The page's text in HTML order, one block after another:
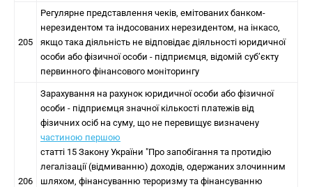
205
Регулярне представлення чеків, емітованих банком-
нерезидентом та індосованих нерезидентом, на інкасо,
якщо така діяльність не відповідає діяльності юридичної
особи або фізичної особи - підприємця, відомій суб’єкту
первинного фінансового моніторингу
206
Зарахування на рахунок юридичної особи або фізичної
особи - підприємця значної кількості платежів від
фізичних осіб на суму, що не перевищує визначену
частиною першою
статті 15 Закону України "Про запобігання та протидію
легалізації (відмиванню) доходів, одержаних злочинним
шляхом, фінансуванню тероризму та фінансуванню